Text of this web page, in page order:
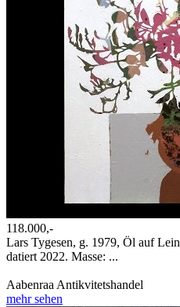
118.000,-
Lars Tygesen, g. 1979, Öl auf
datiert 2022. Masse: ...
Aabenraa Antikvitetshandel
mehr sehen